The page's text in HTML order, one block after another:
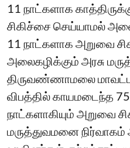
11 நாட்களாக
சிகிச்சை செய்யாமல்
11 நாட்களாக அறுவை
அலைகழிக்கும் அரசு
திருவண்ணாமலை
விபத்தில் காயமடைந்த 75
நாட்களாகியும் அறுவை
மருத்துவமனை